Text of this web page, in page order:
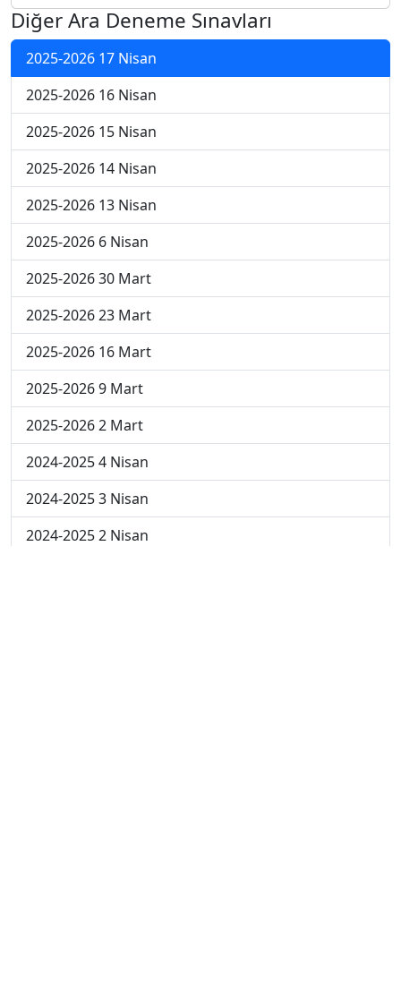
Diğer Ara Deneme Sınavları
2025-2026 17 Nisan
2025-2026 16 Nisan
2025-2026 15 Nisan
2025-2026 14 Nisan
2025-2026 13 Nisan
2025-2026 6 Nisan
2025-2026 30 Mart
2025-2026 23 Mart
2025-2026 16 Mart
2025-2026 9 Mart
2025-2026 2 Mart
2024-2025 4 Nisan
2024-2025 3 Nisan
2024-2025 2 Nisan